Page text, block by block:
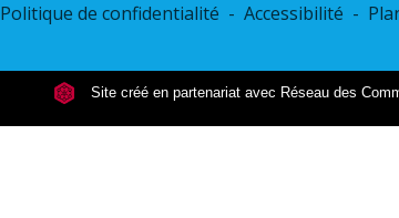
Politique de confidentialité - Accessibilité -
Site créé en partenariat avec Réseau des